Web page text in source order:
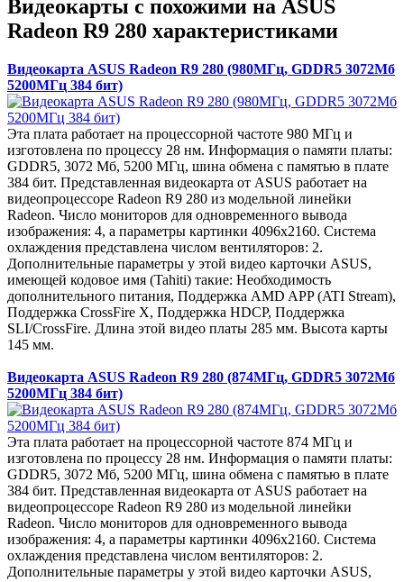
Видеокарты с похожими на ASUS
Radeon R9 280 характеристиками
Видеокарта ASUS Radeon R9 280 (980МГц, GDDR5 3072Мб
5200МГц 384 бит)
Эта плата работает на процессорной частоте 980 МГц и
изготовлена по процессу 28 нм. Информация о памяти платы:
GDDR5, 3072 Мб, 5200 МГц, шина обмена с памятью в плате
384 бит. Представленная видеокарта от ASUS работает на
видеопроцессоре Radeon R9 280 из модельной линейки
Radeon. Число мониторов для одновременного вывода
изображения: 4, а параметры картинки 4096x2160. Система
охлаждения представлена числом вентиляторов: 2.
Дополнительные параметры у этой видео карточки ASUS,
имеющей кодовое имя (Tahiti) такие: Необходимость
дополнительного питания, Поддержка AMD APP (ATI Stream),
Поддержка CrossFire X, Поддержка HDCP, Поддержка
SLI/CrossFire. Длина этой видео платы 285 мм. Высота карты
145 мм.
Видеокарта ASUS Radeon R9 280 (874МГц, GDDR5 3072Мб
5200МГц 384 бит)
Эта плата работает на процессорной частоте 874 МГц и
изготовлена по процессу 28 нм. Информация о памяти платы:
GDDR5, 3072 Мб, 5200 МГц, шина обмена с памятью в плате
384 бит. Представленная видеокарта от ASUS работает на
видеопроцессоре Radeon R9 280 из модельной линейки
Radeon. Число мониторов для одновременного вывода
изображения: 4, а параметры картинки 4096x2160. Система
охлаждения представлена числом вентиляторов: 2.
Дополнительные параметры у этой видео карточки ASUS,